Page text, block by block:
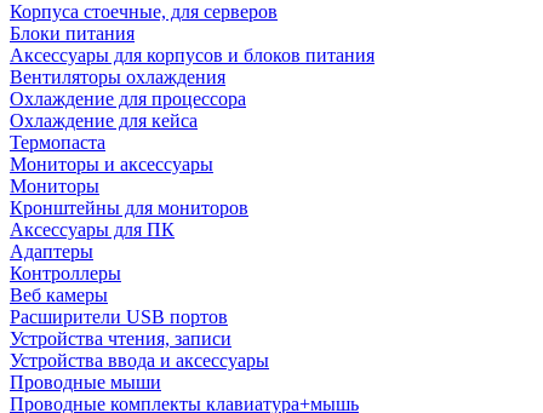
Корпуса стоечные, для серверов
Блоки питания
Аксессуары для корпусов и блоков питания
Вентиляторы охлаждения
Охлаждение для процессора
Охлаждение для кейса
Термопаста
Мониторы и аксессуары
Мониторы
Кронштейны для мониторов
Аксессуары для ПК
Адаптеры
Контроллеры
Веб камеры
Расширители USB портов
Устройства чтения, записи
Устройства ввода и аксессуары
Проводные мыши
Проводные комплекты клавиатура+мышь